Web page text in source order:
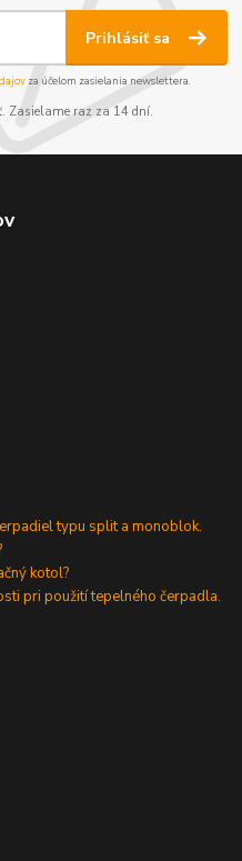
Prihlásiť sa
za účelom zasielania newslettera.
Zasielame raz za 14 dní.
typu split a monoblok.
kotol?
pri použití tepelného čerpadla.